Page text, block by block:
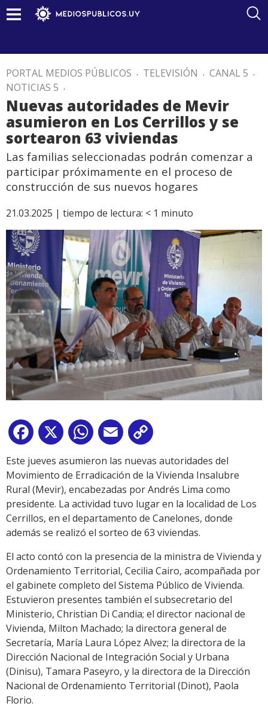
PORTAL MEDIOS PÚBLICOS . TELEVISIÓN . CANAL 5 .
NOTICIAS 5 .
Nuevas autoridades de Mevir
asumieron en Los Cerrillos y se
sortearon 63 viviendas
Las familias seleccionadas podrán comenzar a
participar próximamente en el proceso de
construcción de sus nuevos hogares
21.03.2025 | tiempo de lectura: < 1 minuto
Facebook
X WhatsApp
Email
Link
Este jueves asumieron las nuevas autoridades del
Movimiento de Erradicación de la Vivienda Insalubre
Rural (Mevir), encabezadas por Andrés Lima como
presidente. La actividad tuvo lugar en la localidad de Los
Cerrillos, en el departamento de Canelones, donde
además se realizó el sorteo de 63 viviendas.
El acto contó con la presencia de la ministra de Vivienda y
Ordenamiento Territorial, Cecilia Cairo, acompañada por
el gabinete completo del Sistema Público de Vivienda.
Estuvieron presentes también el subsecretario del
Ministerio, Christian Di Candia; el director nacional de
Vivienda, Milton Machado; la directora general de
Secretaría, María Laura López Alvez; la directora de la
Dirección Nacional de Integración Social y Urbana
(Dinisu), Tamara Paseyro, y la directora de la Dirección
Nacional de Ordenamiento Territorial (Dinot), Paola
Florio.